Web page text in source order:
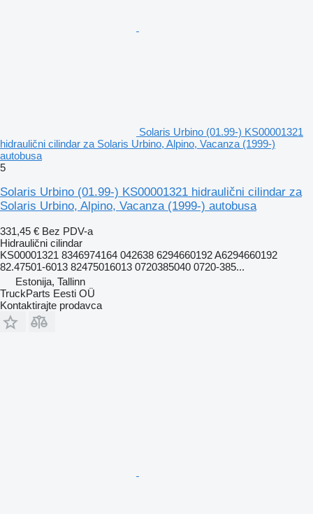
Solaris Urbino (01.99-) KS00001321
hidraulični cilindar za Solaris Urbino, Alpino, Vacanza (1999-)
autobusa
5
Solaris Urbino (01.99-) KS00001321 hidraulični cilindar za
Solaris Urbino, Alpino, Vacanza (1999-) autobusa
331,45 € Bez PDV-a
Hidraulični cilindar
KS00001321 8346974164 042638 6294660192 A6294660192
82.47501-6013 82475016013 0720385040 0720-385...
Estonija, Tallinn
TruckParts Eesti OÜ
Kontaktirajte prodavca